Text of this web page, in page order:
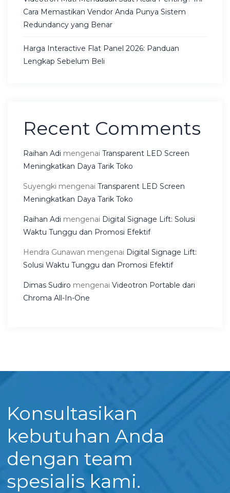
Cara Memastikan Vendor Anda Punya Sistem
Redundancy yang Benar
Harga Interactive Flat Panel 2026: Panduan
Lengkap Sebelum Beli
Recent Comments
Raihan Adi mengenai Transparent LED Screen
Meningkatkan Daya Tarik Toko
Suyengki mengenai Transparent LED Screen
Meningkatkan Daya Tarik Toko
Raihan Adi mengenai Digital Signage Lift: Solusi
Waktu Tunggu dan Promosi Efektif
Hendra Gunawan mengenai Digital Signage Lift:
Solusi Waktu Tunggu dan Promosi Efektif
Dimas Sudiro mengenai Videotron Portable dari
Chroma All-In-One
Konsultasikan
kebutuhan Anda
dengan team
spesialis kami.